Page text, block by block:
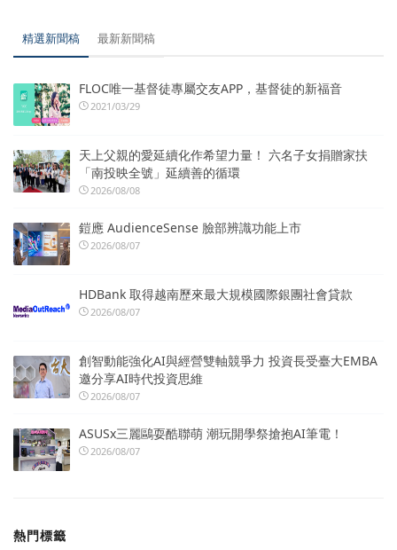
精選新聞稿 最新新聞稿
FLOC唯一基督徒專屬交友APP，基督徒的新福音
2021/03/29
天上父親的愛延續化作希望力量！ 六名子女捐贈家扶
「南投映全號」延續善的循環
2026/08/08
鎧應 AudienceSense 臉部辨識功能上市
2026/08/07
HDBank 取得越南歷來最大規模國際銀團社會貸款
2026/08/07
創智動能強化AI與經營雙軸競爭力 投資長受臺大EMBA
邀分享AI時代投資思維
2026/08/07
ASUSx三麗鷗耍酷聯萌 潮玩開學祭搶抱AI筆電！
2026/08/07
熱門標籤